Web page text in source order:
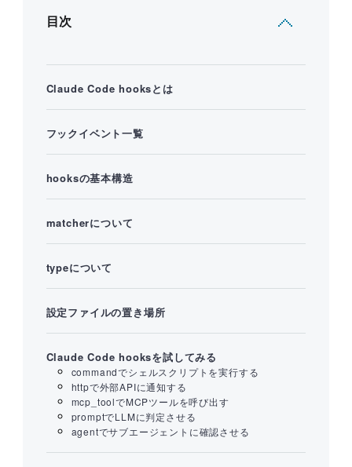
目次
Claude Code hooksとは
フックイベント一覧
hooksの基本構造
matcherについて
typeについて
設定ファイルの置き場所
Claude Code hooksを試してみる
commandでシェルスクリプトを実行する
httpで外部APIに通知する
mcp_toolでMCPツールを呼び出す
promptでLLMに判定させる
agentでサブエージェントに確認させる